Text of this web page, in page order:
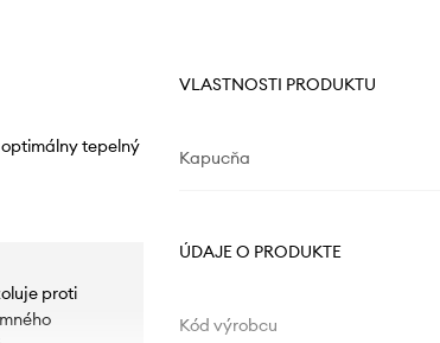
tepelný
proti
VLASTNOSTI PRODUKTU
Kapucňa
ÚDAJE O PRODUKTE
Kód výrobcu